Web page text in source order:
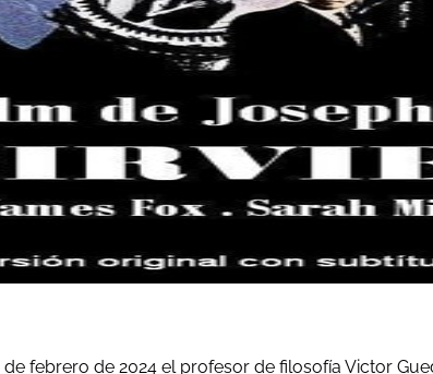
de febrero de 2024 el profesor de filosofía Victor